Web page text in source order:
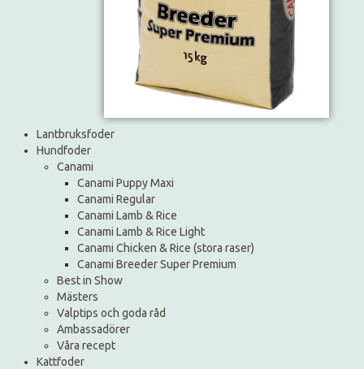
Lantbruksfoder
Hundfoder
Canami
Canami Puppy Maxi
Canami Regular
Canami Lamb & Rice
Canami Lamb & Rice Light
Canami Chicken & Rice (stora raser)
Canami Breeder Super Premium
Best in Show
Mästers
Valptips och goda råd
Ambassadörer
Våra recept
Kattfoder